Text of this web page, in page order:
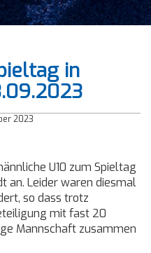
in
2023
U10 zum Spieltag
an. Leider waren diesmal
so dass trotz
mit fast 20
Mannschaft zusammen